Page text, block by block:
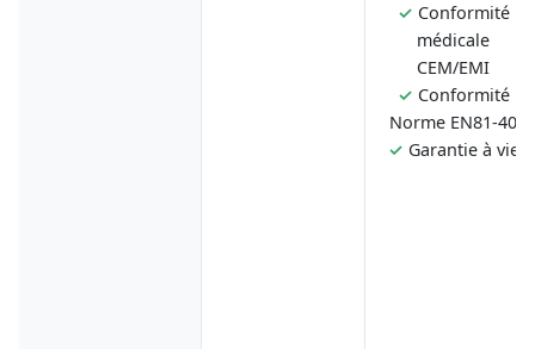
✓ Conformité
médicale
CEM/EMI
✓ Conformité
Norme EN81-40
✓ Garantie à vie